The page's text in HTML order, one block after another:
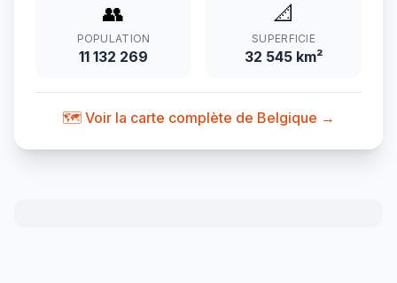
👥
POPULATION
11 132 269
📐
SUPERFICIE
32 545 km²
🗺️ Voir la carte complète de Belgique →